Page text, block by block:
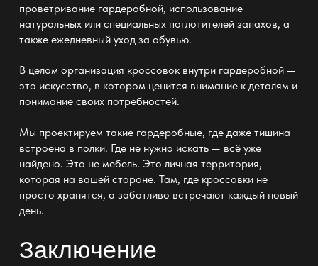
проветривание гардеробной, использование
натуральных или специальных поглотителей запахов, а
также ежедневный уход за обувью.
В целом организация кроссовок внутри гардеробной —
это искусство, в котором ценится внимание к деталям и
понимание своих потребностей.
Мы проектируем такие гардеробные, где даже тишина
встроена в полки. Где не нужно искать — всё уже
найдено. Это не мебель. Это личная территория,
которая на вашей стороне. Там, где кроссовки не
просто хранятся, а заботливо встречают каждый новый
день.
Заключение